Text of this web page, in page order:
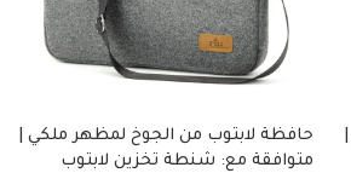
حافظة لابتوب من الجوخ لمظهر ملكي |
متوافقة مع: شنطة تخزين لابتوب